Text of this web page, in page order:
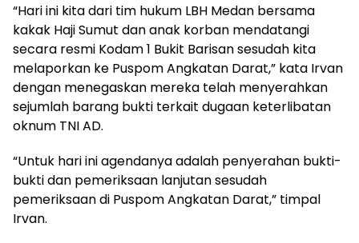
“Hari ini kita dari tim hukum LBH Medan bersama
kakak Haji Sumut dan anak korban mendatangi
secara resmi Kodam 1 Bukit Barisan sesudah kita
melaporkan ke Puspom Angkatan Darat,” kata Irvan
dengan menegaskan mereka telah menyerahkan
sejumlah barang bukti terkait dugaan keterlibatan
oknum TNI AD.
“Untuk hari ini agendanya adalah penyerahan bukti-
bukti dan pemeriksaan lanjutan sesudah
pemeriksaan di Puspom Angkatan Darat,” timpal
Irvan.